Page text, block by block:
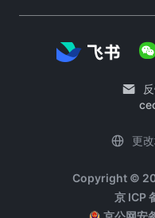
Copyright ©
京 ICP
更